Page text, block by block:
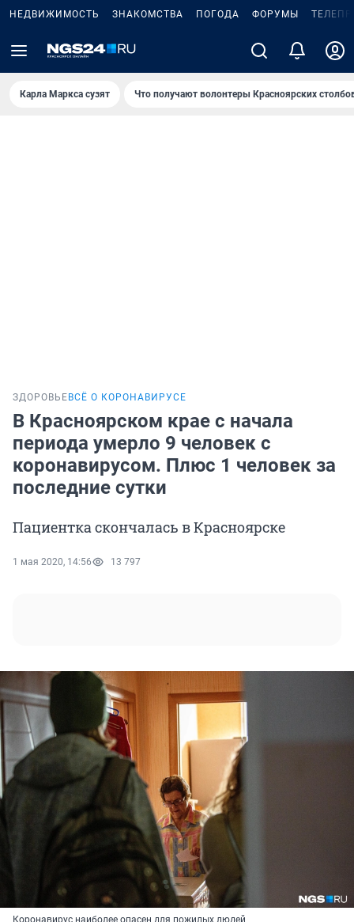
НЕДВИЖИМОСТЬ ЗНАКОМСТВА ПОГОДА ФОРУМЫ
Карла Маркса сузят Что получают волонтеры Красноярских
ЗДОРОВЬЕ ВСЁ О КОРОНАВИРУСЕ
В Красноярском крае с начала
периода умерло 9 человек с
коронавирусом. Плюс 1 человек за
последние сутки
Пациентка скончалась в Красноярске
1 мая 2020, 14:56 13 797